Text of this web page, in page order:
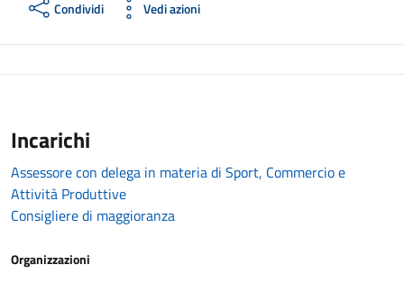
Condividi Vedi azioni
Incarichi
Assessore con delega in materia di Sport, Commercio e
Attività Produttive
Consigliere di maggioranza
Organizzazioni